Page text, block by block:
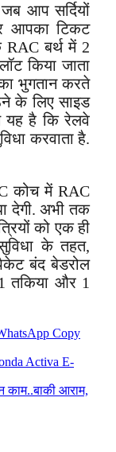
आप सर्दियों
आपका टिकट
बर्थ में 2
किया जाता
भुगतान करते
के लिए साइड
यह है कि रेलवे
करवाता है.
कोच में RAC
देगी. अभी तक
को एक ही
के तहत,
बंद बेडरोल
तकिया और 1
Copy
Activa E-
काम..बाकी आराम,